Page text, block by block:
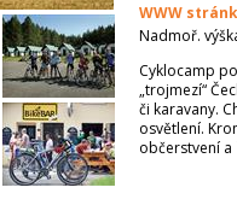
WWW
Nadmoř.
Cyklocamp
„trojmezí“
či karavany.
osvětlení.
občerstvení